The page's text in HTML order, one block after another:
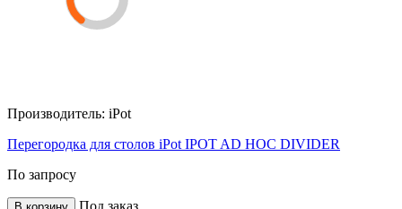
Производитель: iPot
Перегородка для столов iPot IPOT AD HOC DIVIDER
По запросу
Под заказ